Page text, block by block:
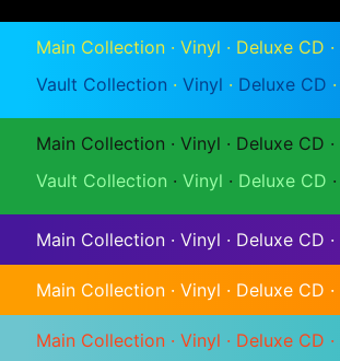
Main Collection · Vinyl · Deluxe CD ·
Vault Collection · Vinyl · Deluxe CD ·
Main Collection · Vinyl · Deluxe CD ·
Vault Collection · Vinyl · Deluxe CD ·
Main Collection · Vinyl · Deluxe CD ·
Main Collection · Vinyl · Deluxe CD ·
Main Collection · Vinyl · Deluxe CD ·